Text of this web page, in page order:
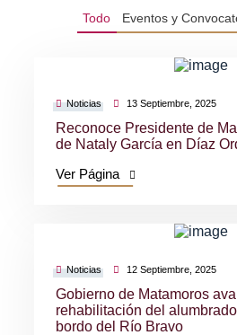
Todo Eventos y
Noticias 13 Septiembre, 2025
Reconoce Presidente de
de Nataly García en Díaz
Ver Página
Noticias 12 Septiembre, 2025
Gobierno de Matamoros
rehabilitación del
bordo del Río Bravo